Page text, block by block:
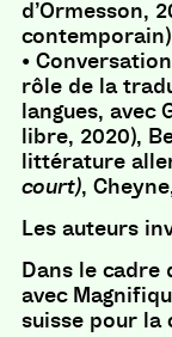
d’Ormesson,
•
rôle de la
langues, avec
libre, 2020),
littérature
court),
Les auteurs
Dans le cadre
avec
suisse pour la